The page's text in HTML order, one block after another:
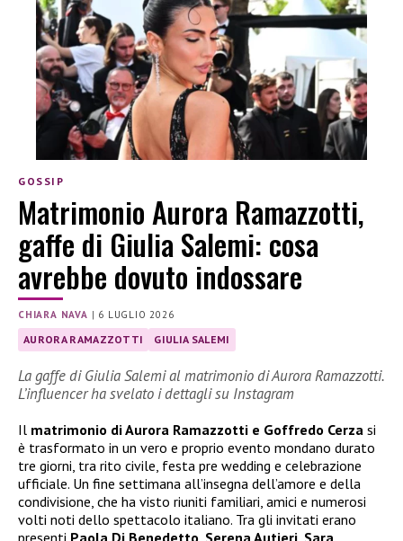
GOSSIP
Matrimonio Aurora Ramazzotti,
gaffe di Giulia Salemi: cosa
avrebbe dovuto indossare
CHIARA NAVA | 6 LUGLIO 2026
AURORA RAMAZZOTTI GIULIA SALEMI
La gaffe di Giulia Salemi al matrimonio di Aurora Ramazzotti.
L’influencer ha svelato i dettagli su Instagram
Il matrimonio di Aurora Ramazzotti e Goffredo Cerza si
è trasformato in un vero e proprio evento mondano durato
tre giorni, tra rito civile, festa pre wedding e celebrazione
ufficiale. Un fine settimana all’insegna dell’amore e della
condivisione, che ha visto riuniti familiari, amici e numerosi
volti noti dello spettacolo italiano. Tra gli invitati erano